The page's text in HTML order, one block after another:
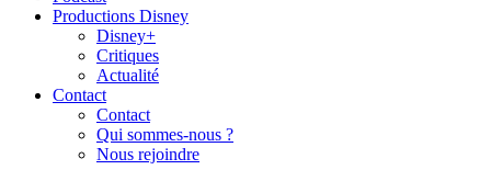
Productions Disney
Disney+
Critiques
Actualité
Contact
Contact
Qui sommes-nous ?
Nous rejoindre